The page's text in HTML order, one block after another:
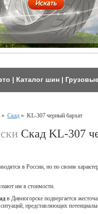
| Каталог шин |
» Скад » KL-307 черный бархат
Скад KL-307
в России, но по своим
им в стоимости.
в Дивногорске подвергается
представляющих